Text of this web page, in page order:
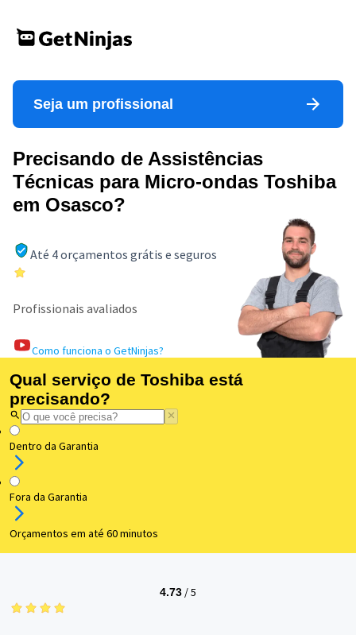
Seja um profissional
Precisando de Assistências
Técnicas para Micro-ondas Toshiba
em Osasco?
Até 4 orçamentos grátis e seguros
Profissionais avaliados
Como funciona o GetNinjas?
Qual serviço de Toshiba está
precisando?
Dentro da Garantia
Fora da Garantia
Orçamentos em até 60 minutos
4.73 /5